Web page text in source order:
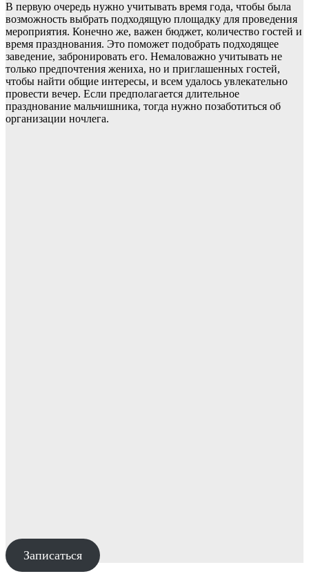
В первую очередь нужно учитывать время года, чтобы была
возможность выбрать подходящую площадку для проведения
мероприятия. Конечно же, важен бюджет, количество гостей и
время празднования. Это поможет подобрать подходящее
заведение, забронировать его. Немаловажно учитывать не
только предпочтения жениха, но и приглашенных гостей,
чтобы найти общие интересы, и всем удалось увлекательно
провести вечер. Если предполагается длительное
празднование мальчишника, тогда нужно позаботиться об
организации ночлега.
Записаться